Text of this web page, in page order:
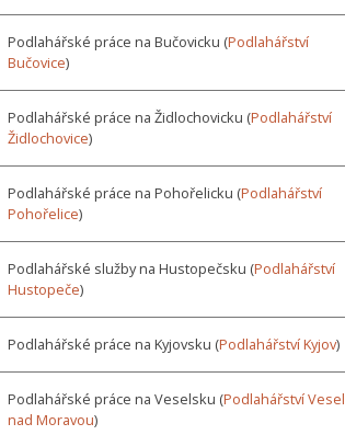
Podlahářské práce na Bučovicku (Podlahářství
Bučovice)
Podlahářské práce na Židlochovicku (Podlahářství
Židlochovice)
Podlahářské práce na Pohořelicku (Podlahářství
Pohořelice)
Podlahářské služby na Hustopečsku (Podlahářství
Hustopeče)
Podlahářské práce na Kyjovsku (Podlahářství Kyjov)
Podlahářské práce na Veselsku (Podlahářství
nad Moravou)